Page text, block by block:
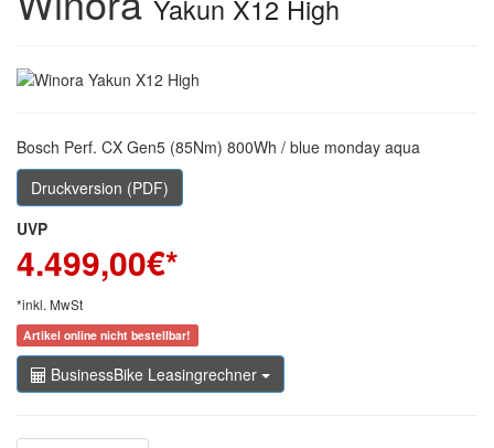
Yakun X12 High
Bosch Perf. CX Gen5 (85Nm) 800Wh / blue monday aqua
Druckversion (PDF)
UVP
4.499,00€*
*inkl. MwSt
Artikel online nicht bestellbar!
BusinessBike Leasingrechner